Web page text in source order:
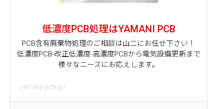
低濃度PCB処理はYAMANI PCB
PCB含有廃棄物処理のご相談は山二にお任せ下さい！
低濃度PCB-改正低濃度-高濃度PCBから電気設備更新まで
様々なニーズにお応えします。
yamani-pcb.jp/